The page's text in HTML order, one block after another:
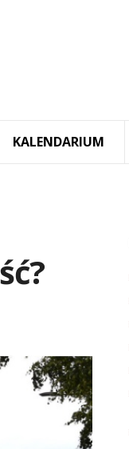
KALENDARIUM